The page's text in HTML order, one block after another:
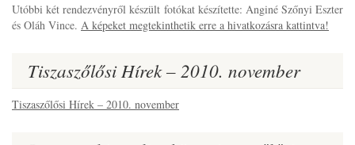
Utóbbi két rendezvényről készült fotókat készítette: Anginé Szőnyi Eszter
és Oláh Vince. A képeket megtekinthetik erre a hivatkozásra kattintva!
Tiszaszőlősi Hírek – 2010. november
Tiszaszőlősi Hírek – 2010. november